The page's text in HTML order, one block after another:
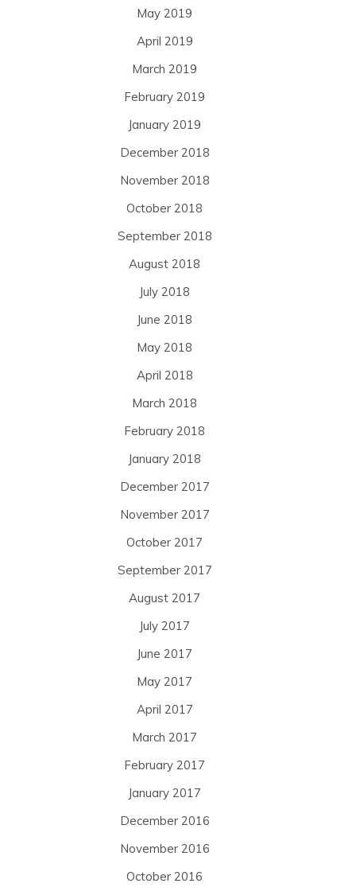
May 2019
April 2019
March 2019
February 2019
January 2019
December 2018
November 2018
October 2018
September 2018
August 2018
July 2018
June 2018
May 2018
April 2018
March 2018
February 2018
January 2018
December 2017
November 2017
October 2017
September 2017
August 2017
July 2017
June 2017
May 2017
April 2017
March 2017
February 2017
January 2017
December 2016
November 2016
October 2016